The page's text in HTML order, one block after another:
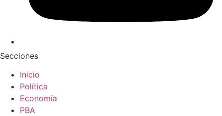
Secciones
Inicio
Política
Economía
PBA